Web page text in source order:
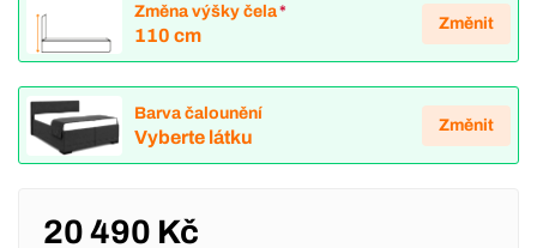
Změna výšky čela*
110 cm
Změnit
Barva čalounění
Vyberte látku
Změnit
20 490 Kč